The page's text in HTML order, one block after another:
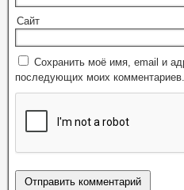
Сайт
Сохранить моё имя, email и
последующих моих комментариев.